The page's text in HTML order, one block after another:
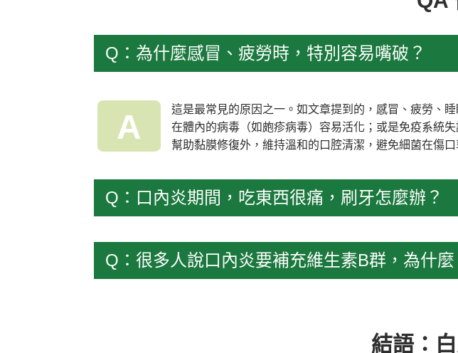
Q：為什麼感冒、疲勞時，特別容易嘴破？
A
這是最常見的原因之一。如文章提到的，感冒、疲勞、
在體內的病毒（如皰疹病毒）容易活化；或是免疫系統
幫助黏膜修復外，維持溫和的口腔清潔，避免細菌在傷口
Q：口內炎期間，吃東西很痛，刷牙怎麼辦？
Q：很多人說口內炎要補充維生素B群，為什麼
結語：